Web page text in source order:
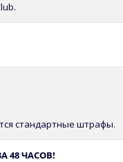
стандартные штрафы.
48 ЧАСОВ!